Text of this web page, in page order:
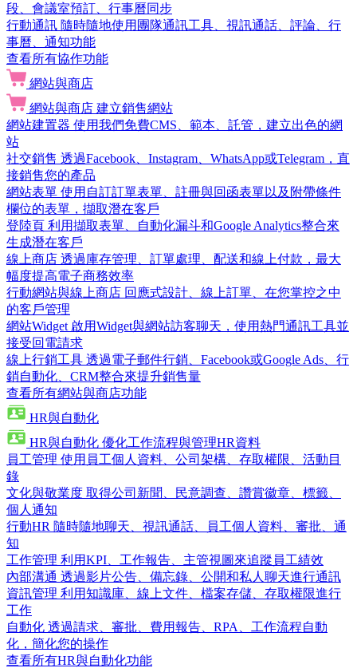
段、會議室預訂、行事曆同步
行動通訊 隨時隨地使用團隊通訊工具、視訊通話、評論、行
事曆、通知功能
查看所有協作功能
網站與商店
網站與商店 建立銷售網站
網站建置器 使用我們免費CMS、範本、託管，建立出色的網
站
社交銷售 透過Facebook、Instagram、WhatsApp或Telegram，直
接銷售您的產品
網站表單 使用自訂訂單表單、註冊與回函表單以及附帶條件
欄位的表單，擷取潛在客戶
登陸頁 利用擷取表單、自動化漏斗和Google Analytics整合來
生成潛在客戶
線上商店 透過庫存管理、訂單處理、配送和線上付款，最大
幅度提高電子商務效率
行動網站與線上商店 回應式設計、線上訂單、在您掌控之中
的客戶管理
網站Widget 啟用Widget與網站訪客聊天，使用熱門通訊工具並
接受回電請求
線上行銷工具 透過電子郵件行銷、Facebook或Google Ads、行
銷自動化、CRM整合來提升銷售量
查看所有網站與商店功能
HR與自動化
HR與自動化 優化工作流程與管理HR資料
員工管理 使用員工個人資料、公司架構、存取權限、活動目
錄
文化與敬業度 取得公司新聞、民意調查、讚賞徽章、標籤、
個人通知
行動HR 隨時隨地聊天、視訊通話、員工個人資料、審批、通
知
工作管理 利用KPI、工作報告、主管視圖來追蹤員工績效
內部溝通 透過影片公告、備忘錄、公開和私人聊天進行通訊
資訊管理 利用知識庫、線上文件、檔案存儲、存取權限進行
工作
自動化 透過請求、審批、費用報告、RPA、工作流程自動
化，簡化您的操作
查看所有HR與自動化功能